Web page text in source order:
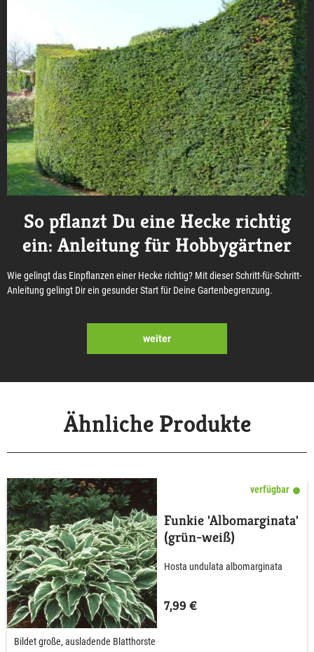
So pflanzt Du eine Hecke richtig
ein: Anleitung für Hobbygärtner
Wie gelingt das Einpflanzen einer Hecke richtig? Mit dieser Schritt-für-Schritt-
Anleitung gelingt Dir ein gesunder Start für Deine Gartenbegrenzung.
weiter
Ähnliche Produkte
verfügbar
Funkie 'Albomarginata'
(grün-weiß)
Hosta undulata albomarginata
7,99 €
Bildet große, ausladende Blatthorste